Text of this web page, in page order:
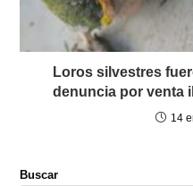
Loros silvestres
denuncia por venta
14
Buscar